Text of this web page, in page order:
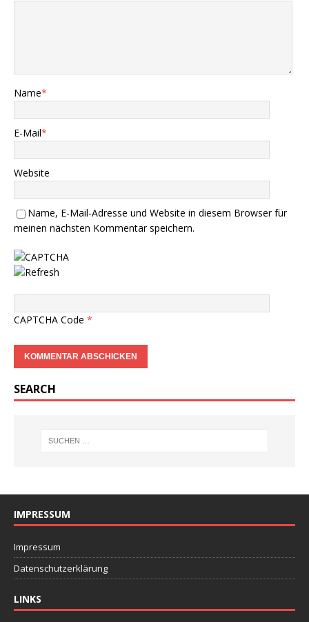
Name*
E-Mail*
Website
Name, E-Mail-Adresse und Website in diesem Browser für
meinen nächsten Kommentar speichern.
CAPTCHA Code *
SEARCH
IMPRESSUM
Impressum
Datenschutzerklärung
LINKS